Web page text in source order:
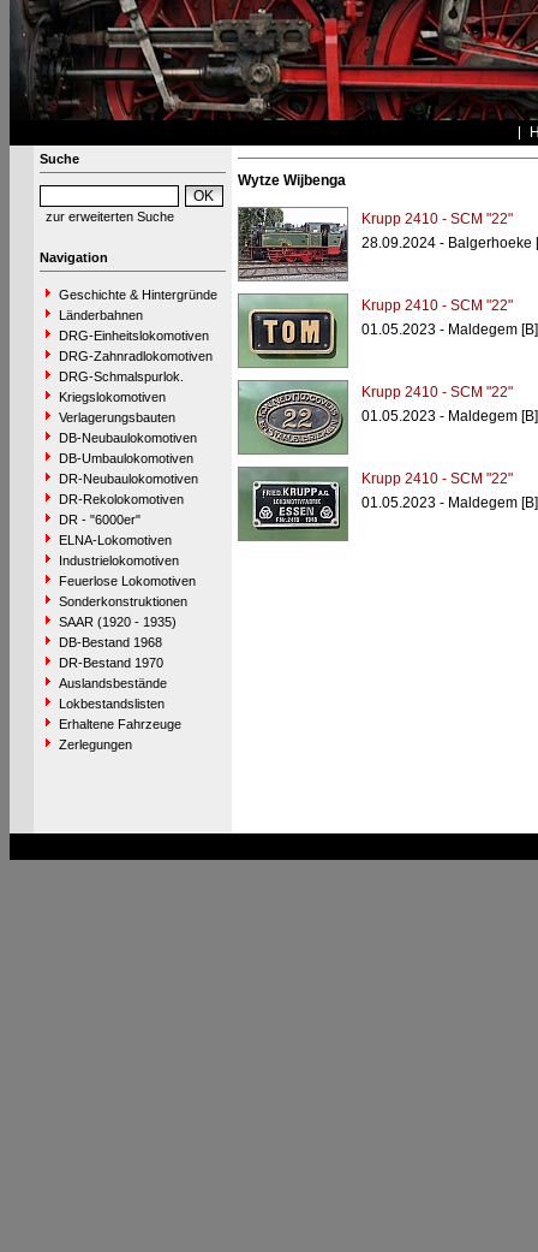
Suche
zur erweiterten Suche
Navigation
Geschichte & Hintergründe
Länderbahnen
DRG-Einheitslokomotiven
DRG-Zahnradlokomotiven
DRG-Schmalspurlok.
Kriegslokomotiven
Verlagerungsbauten
DB-Neubaulokomotiven
DB-Umbaulokomotiven
DR-Neubaulokomotiven
DR-Rekolokomotiven
DR - "6000er"
ELNA-Lokomotiven
Industrielokomotiven
Feuerlose Lokomotiven
Sonderkonstruktionen
SAAR (1920 - 1935)
DB-Bestand 1968
DR-Bestand 1970
Auslandsbestände
Lokbestandslisten
Erhaltene Fahrzeuge
Zerlegungen
Wytze Wijbenga
Krupp 2410 - SCM "22"
28.09.2024 - Balgerhoeke
Krupp 2410 - SCM "22"
01.05.2023 - Maldegem [B]
Krupp 2410 - SCM "22"
01.05.2023 - Maldegem [B]
Krupp 2410 - SCM "22"
01.05.2023 - Maldegem [B]